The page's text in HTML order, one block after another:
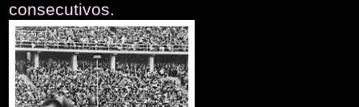
consecutivos.